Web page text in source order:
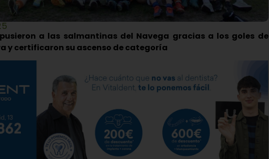
a las salmantinas del Navega gracias a los goles de
y certificaron su ascenso de categoría